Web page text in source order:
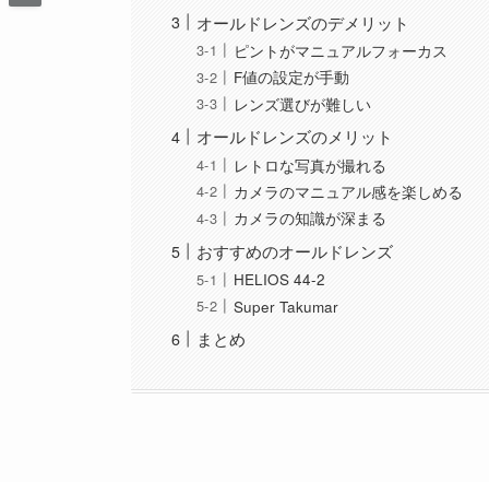
オールドレンズのデメリット
ピントがマニュアルフォーカス
F値の設定が手動
レンズ選びが難しい
オールドレンズのメリット
レトロな写真が撮れる
カメラのマニュアル感を楽しめる
カメラの知識が深まる
おすすめのオールドレンズ
HELIOS 44-2
Super Takumar
まとめ